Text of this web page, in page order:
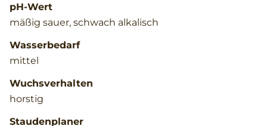
pH-Wert
mäßig sauer, schwach alkalisch
Wasserbedarf
mittel
Wuchsverhalten
horstig
Staudenplaner